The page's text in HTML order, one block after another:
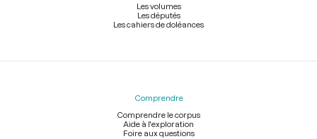
Les volumes
Les députés
Les cahiers de doléances
Comprendre
Comprendre le corpus
Aide à l'exploration
Foire aux questions